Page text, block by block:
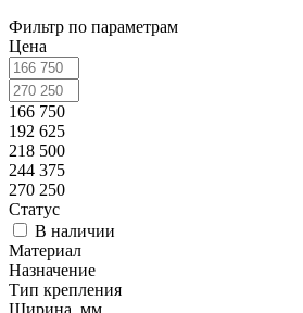
Фильтр по параметрам
Цена
166 750
192 625
218 500
244 375
270 250
Статус
В наличии
Материал
Назначение
Тип крепления
Ширина, мм